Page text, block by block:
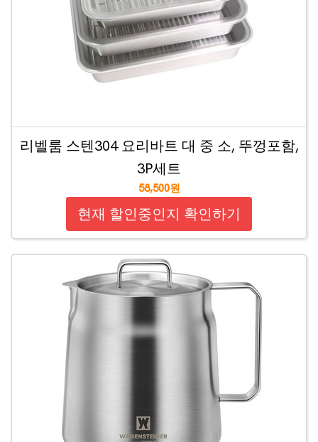
리벨룸 스텐304 요리바트 대 중 소, 뚜껑포함,
3P세트
58,500원
현재 할인중인지 확인하기